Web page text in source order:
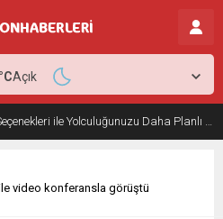
Antalya Transfer Seçenekleri ile Yolculuğunuzu Daha Planlı Hale Getirin
°CAçık
video konferansla görüştü